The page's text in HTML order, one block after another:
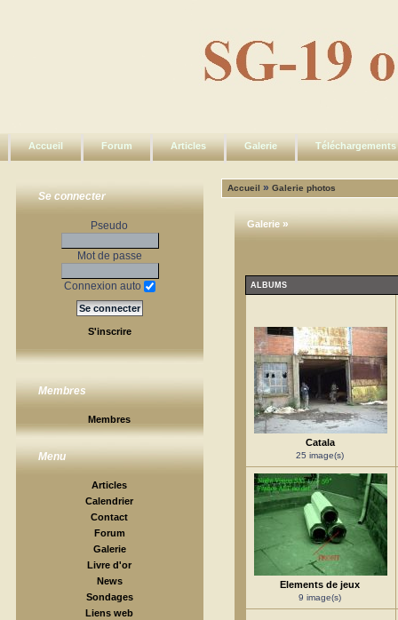
Accueil Forum Articles Galerie Téléchargements
Se connecter
Pseudo
Mot de passe
Connexion auto
S'inscrire
Membres
Membres
Menu
Articles
Calendrier
Contact
Forum
Galerie
Livre d'or
News
Sondages
Liens web
Accueil »Galerie photos
Galerie »
ALBUMS
Catala
25 image(s)
Elements de jeux
9 image(s)